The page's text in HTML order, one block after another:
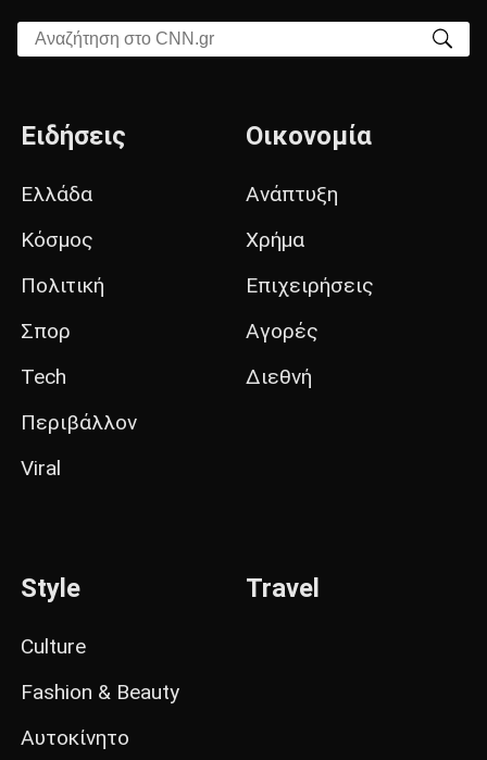
Αναζήτηση στο CNN.gr
Ειδήσεις
Ελλάδα
Κόσμος
Πολιτική
Σπορ
Tech
Περιβάλλον
Viral
Οικονομία
Ανάπτυξη
Χρήμα
Επιχειρήσεις
Αγορές
Διεθνή
Style
Culture
Fashion & Beauty
Αυτοκίνητο
Travel